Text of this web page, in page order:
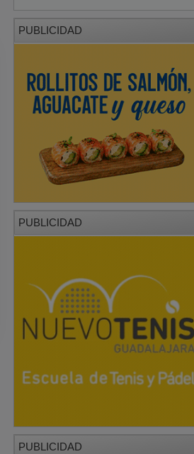
PUBLICIDAD
PUBLICIDAD
PUBLICIDAD